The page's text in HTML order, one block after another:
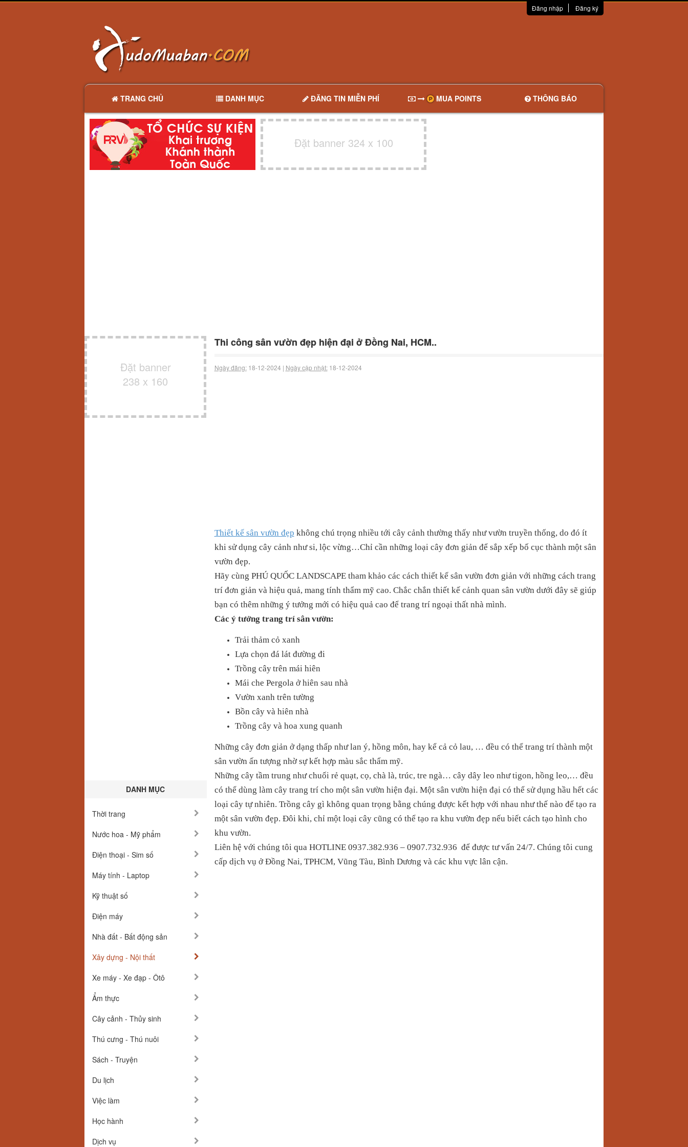
Đăng nhập Đăng ký
TRANG CHỦ DANH MỤC ĐĂNG TIN MIỄN PHÍ MUA POINTS THÔNG BÁO
Đặt banner 324 x 100
Đặt banner
238 x 160
DANH MỤC
Thời trang
Nước hoa - Mỹ phẩm
Điện thoại - Sim số
Máy tính - Laptop
Kỹ thuật số
Điện máy
Nhà đất - Bất động sản
Xây dựng - Nội thất
Xe máy - Xe đạp - Ôtô
Ẩm thực
Cây cảnh - Thủy sinh
Thú cưng - Thú nuôi
Sách - Truyện
Du lịch
Việc làm
Học hành
Dịch vụ
Thi công sân vườn đẹp hiện đại ở Đồng Nai, HCM..
Ngày đăng:18-12-2024 | Ngày cập nhật:18-12-2024
Thiết kế sân vườn đẹp không chú trọng nhiều tới cây cảnh thường thấy như vườn truyền thống, do đó ít
khi sử dụng cây cảnh như si, lộc vừng…Chỉ cần những loại cây đơn giản để sắp xếp bố cục thành một sân
vườn đẹp.
Hãy cùng PHÚ QUỐC LANDSCAPE tham khảo các cách thiết kế sân vườn đơn giản với những cách trang
trí đơn giản và hiệu quả, mang tính thẩm mỹ cao. Chắc chắn thiết kế cảnh quan sân vườn dưới đây sẽ giúp
bạn có thêm những ý tưởng mới có hiệu quả cao để trang trí ngoại thất nhà mình.
Các ý tưởng trang trí sân vườn:
Trải thảm cỏ xanh
Lựa chọn đá lát đường đi
Trồng câytrên mái hiên
Mái che Pergola ở hiên sau nhà
Vườn xanh trên tường
Bồn cây và hiên nhà
Trồng cây và hoa xung quanh
Những cây đơn giản ở dạng thấp như lan ý, hồng môn, hay kể cả cỏ lau, … đều có thể trang trí thành một
sân vườn ấn tượng nhờ sự kết hợp màu sắc thẩm mỹ.
Những cây tầm trung như chuối rẻ quạt, cọ, chà là, trúc, tre ngà… cây dây leo như tigon, hồng leo,… đều
có thể dùng làm cây trang trí cho một sân vườn hiện đại. Một sân vườn hiện đại có thể sử dụng hầu hết các
loại cây tự nhiên. Trồng cây gì không quan trọng bằng chúng được kết hợp với nhau như thế nào để tạo ra
một sân vườn đẹp. Đôi khi, chỉ một loại cây cũng có thể tạo ra khu vườn đẹp nếu biết cách tạo hình cho
khu vườn.
Liên hệ với chúng tôi qua HOTLINE 0937.382.936 – 0907.732.936 để được tư vấn 24/7. Chúng tôi cung
cấp dịch vụ ở Đồng Nai, TPHCM, Vũng Tàu, Bình Dương và các khu vực lân cận.